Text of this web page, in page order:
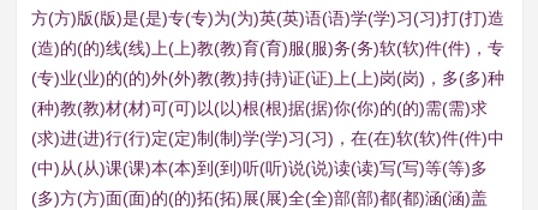
方(方)版(版)是(是)专(专)为(为)英(英)语(语)学(学)习(习)打(打)造
(造)的(的)线(线)上(上)教(教)育(育)服(服)务(务)软(软)件(件)，专
(专)业(业)的(的)外(外)教(教)持(持)证(证)上(上)岗(岗)，多(多)种
(种)教(教)材(材)可(可)以(以)根(根)据(据)你(你)的(的)需(需)求
(求)进(进)行(行)定(定)制(制)学(学)习(习)，在(在)软(软)件(件)中
(中)从(从)课(课)本(本)到(到)听(听)说(说)读(读)写(写)等(等)多
(多)方(方)面(面)的(的)拓(拓)展(展)全(全)部(部)都(都)涵(涵)盖